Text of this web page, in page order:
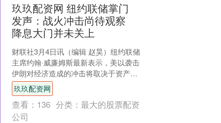
玖玖配资网 纽约联储掌门
发声：战火冲击尚待观察
降息大门并未关上
财联社3月4日讯（编辑 赵昊）纽约联储
主席约翰·威廉姆斯最新表示，美以袭击
伊朗对经济造成的冲击将取决于资产价
格，尤其是油价受扰动的持续时间。 当
地时间周二（3月....
玖玖配资网
查看： 136 分类： 最大的股票配资
公司